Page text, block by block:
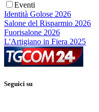
Eventi
Identità Golose 2026
Salone del Risparmio 2026
Fuorisalone 2026
L'Artigiano in Fiera 2025
Seguici su